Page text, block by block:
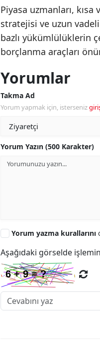
Piyasa uzmanları,
stratejisi ve uzun
bazlı yükümlülüklerin
borçlanma araçları
Yorumlar
Takma Ad
Yorum yapmak için, isterseniz
Yorum Yazın (500 Karakter)
Yorum yazma kurallarını
Aşağıdaki görselde